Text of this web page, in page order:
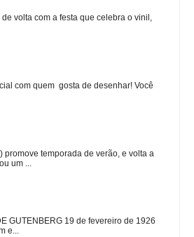
volta com a festa que celebra o vinil,
com quem gosta de desenhar! Você
temporada de verão, e volta a
um ...
GUTENBERG 19 de fevereiro de 1926
e...